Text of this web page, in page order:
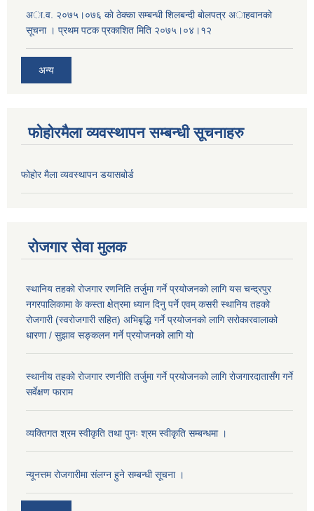
अा.व. २०७५।०७६ काे ठेक्का सम्बन्धी शिलबन्दी बाेलपत्र अाहवानकाे
सूचना । प्रथम पटक प्रकाशित मिति २०७५।०४।१२
अन्य
फोहोरमैला व्यवस्थापन सम्बन्धी सूचनाहरु
फोहोर मैला व्यवस्थापन डयासबोर्ड
रोजगार सेवा मुलक
स्थानिय तहको रोजगार रणनिति तर्जुमा गर्ने प्रयोजनको लागि यस चन्द्रपुर
नगरपालिकामा के कस्ता क्षेत्रमा ध्यान दिनु पर्ने एवम् कसरी स्थानिय तहको
रोजगारी (स्वरोजगारी सहित) अभिबृद्धि गर्ने प्रयोजनको लागि सरोकारवालाको
धारणा / सुझाव सङ्कलन गर्ने प्रयोजनको लागि यो
स्थानीय तहको रोजगार रणनीति तर्जुमा गर्ने प्रयोजनको लागि रोजगारदातासँग गर्ने
सर्वेक्षण फाराम
व्यक्तिगत श्रम स्वीकृति तथा पुनः श्रम स्वीकृति सम्बन्धमा ।
न्यूनत्तम रोजगारीमा संलग्न हुने सम्बन्धी सूचना ।